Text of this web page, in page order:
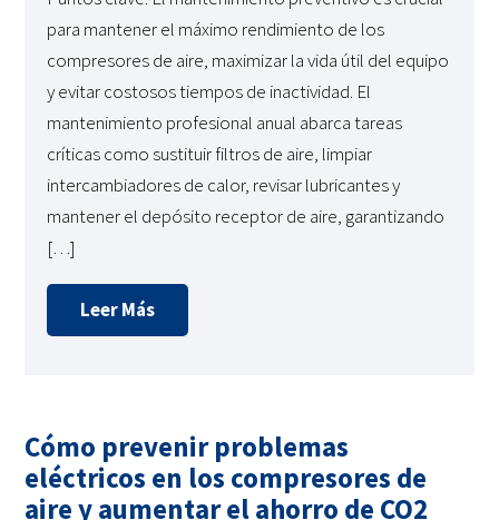
para mantener el máximo rendimiento de los
compresores de aire, maximizar la vida útil del equipo
y evitar costosos tiempos de inactividad. El
mantenimiento profesional anual abarca tareas
críticas como sustituir filtros de aire, limpiar
intercambiadores de calor, revisar lubricantes y
mantener el depósito receptor de aire, garantizando
[…]
Leer Más
Cómo prevenir problemas
eléctricos en los compresores de
aire y aumentar el ahorro de CO2